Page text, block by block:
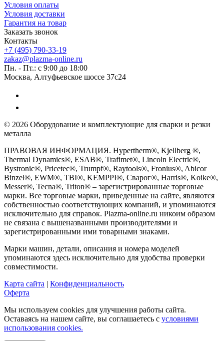
Условия оплаты
Условия доставки
Гарантия на товар
Заказать звонок
Контакты
+7 (495) 790-33-19
zakaz@plazma-online.ru
Пн. - Пт.: с 9:00 до 18:00
Москва, Алтуфьевское шоссе 37с24
© 2026 Оборудование и комплектующие для сварки и резки
металла
ПРАВОВАЯ ИНФОРМАЦИЯ. Hypertherm®, Kjellberg ®,
Thermal Dynamics®, ESAB®, Trafimet®, Lincoln Electric®,
Bystronic®, Pricetec®, Trumpf®, Raytools®, Fronius®, Abicor
Binzel®, EWM®, TBI®, KEMPPI®, Сварог®, Harris®, Koike®,
Messer®, Tecna®, Triton® – зарегистрированные торговые
марки. Все торговые марки, приведенные на сайте, являются
собственностью соответствующих компаний, и упоминаются
исключительно для справок. Plazma-online.ru никоим образом
не связана с вышеназванными производителями и
зарегистрированными ими товарными знаками.
Марки машин, детали, описания и номера моделей
упоминаются здесь исключительно для удобства проверки
совместимости.
Карта сайта | Конфиденциальность
Оферта
Мы используем cookies для улучшения работы сайта.
Оставаясь на нашем сайте, вы соглашаетесь с условиями
использования cookies.